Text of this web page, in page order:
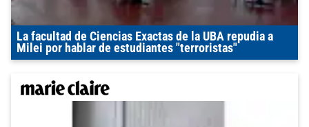
La facultad de Ciencias Exactas de la UBA repudia a
Milei por hablar de estudiantes "terroristas"